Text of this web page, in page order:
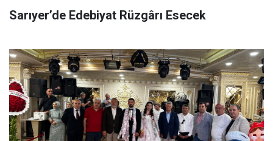
Sarıyer’de Edebiyat Rüzgârı Esecek